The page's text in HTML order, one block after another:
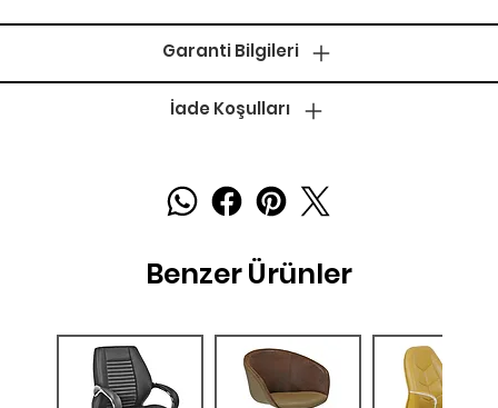
Garanti Bilgileri
İade Koşulları
Benzer Ürünler